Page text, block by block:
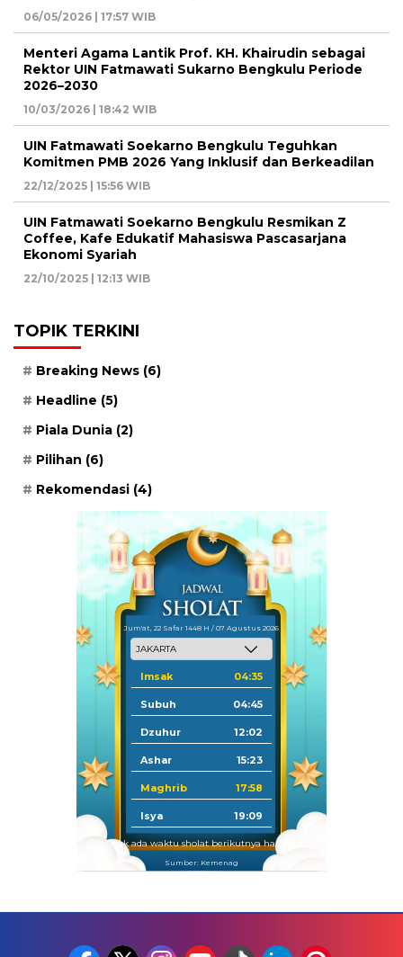
06/05/2026 | 17:57 WIB
Menteri Agama Lantik Prof. KH. Khairudin sebagai
Rektor UIN Fatmawati Sukarno Bengkulu Periode
2026–2030
10/03/2026 | 18:42 WIB
UIN Fatmawati Soekarno Bengkulu Teguhkan
Komitmen PMB 2026 Yang Inklusif dan Berkeadilan
22/12/2025 | 15:56 WIB
UIN Fatmawati Soekarno Bengkulu Resmikan Z
Coffee, Kafe Edukatif Mahasiswa Pascasarjana
Ekonomi Syariah
22/10/2025 | 12:13 WIB
TOPIK TERKINI
Breaking News (6)
Headline (5)
Piala Dunia (2)
Pilihan (6)
Rekomendasi (4)
Jum'at, 22 Safar 1448 H / 07 Agustus 2026
Imsak 04:35
Subuh 04:45
Dzuhur 12:02
Ashar 15:23
Maghrib 17:58
Isya 19:09
Tidak ada waktu sholat berikutnya hari ini.
Sumber: Kemenag